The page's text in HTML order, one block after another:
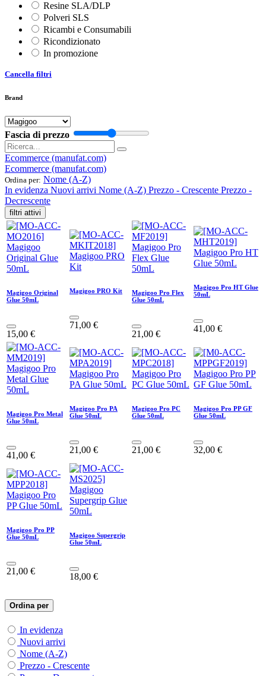
Resine SLA/DLP
Polveri SLS
Ricambi e Consumabili
Ricondizionato
In promozione
Cancella filtri
Brand
Fascia di prezzo
Ecommerce (manufat.com)
Ecommerce (manufat.com)
Ordina per: Nome (A-Z)
In evidenza Nuovi arrivi Nome (A-Z) Prezzo - Crescente Prezzo -
Decrescente
filtri attivi
Magigoo Original
Glue 50mL
15,00 €
Magigoo PRO Kit
71,00 €
Magigoo Pro Flex
Glue 50mL
21,00 €
Magigoo Pro HT Glue
50mL
41,00 €
Magigoo Pro Metal
Glue 50mL
41,00 €
Magigoo Pro PA
Glue 50mL
21,00 €
Magigoo Pro PC
Glue 50mL
21,00 €
Magigoo Pro PP GF
Glue 50mL
32,00 €
Magigoo Pro PP
Glue 50mL
21,00 €
Magigoo Supergrip
Glue 50mL
18,00 €
Ordina per
In evidenza
Nuovi arrivi
Nome (A-Z)
Prezzo - Crescente